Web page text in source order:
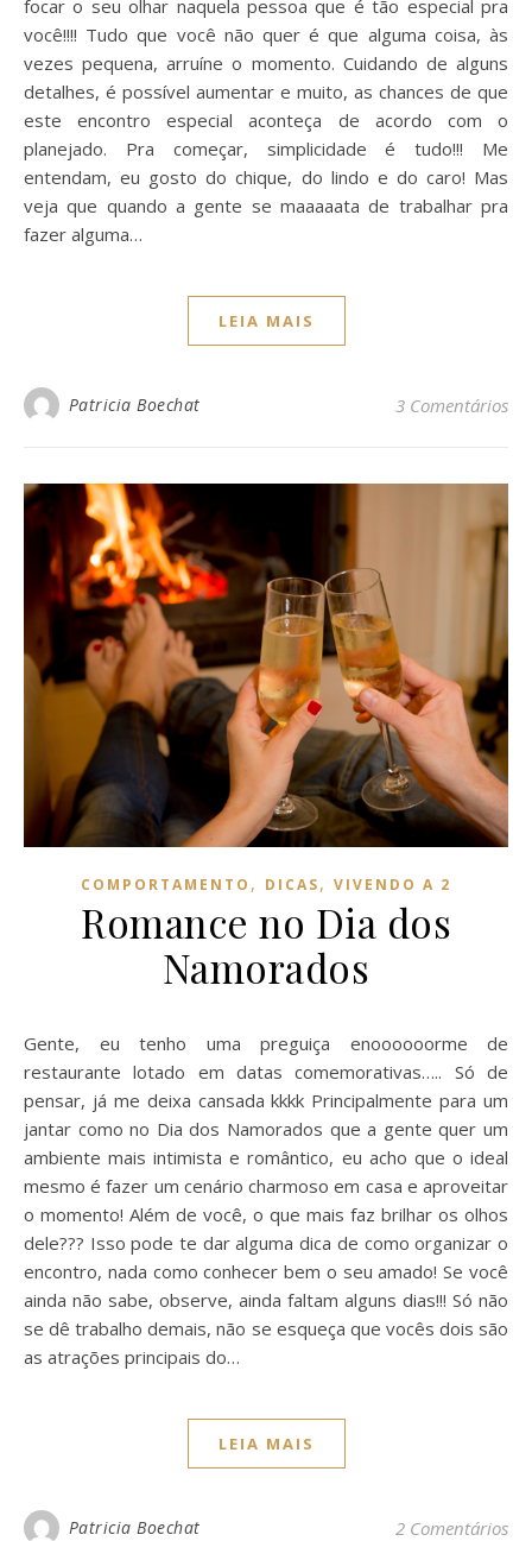
focar o seu olhar naquela pessoa que é tão especial pra
você!!!! Tudo que você não quer é que alguma coisa, às
vezes pequena, arruíne o momento. Cuidando de alguns
detalhes, é possível aumentar e muito, as chances de que
este encontro especial aconteça de acordo com o
planejado. Pra começar, simplicidade é tudo!!! Me
entendam, eu gosto do chique, do lindo e do caro! Mas
veja que quando a gente se maaaaata de trabalhar pra
fazer alguma…
LEIA MAIS
Patricia Boechat 3 Comentários
COMPORTAMENTO , DICAS, VIVENDO A 2
Romance no Dia dos
Namorados
Gente, eu tenho uma preguiça enoooooorme de
restaurante lotado em datas comemorativas….. Só de
pensar, já me deixa cansada kkkk Principalmente para um
jantar como no Dia dos Namorados que a gente quer um
ambiente mais intimista e romântico, eu acho que o ideal
mesmo é fazer um cenário charmoso em casa e aproveitar
o momento! Além de você, o que mais faz brilhar os olhos
dele??? Isso pode te dar alguma dica de como organizar o
encontro, nada como conhecer bem o seu amado! Se você
ainda não sabe, observe, ainda faltam alguns dias!!! Só não
se dê trabalho demais, não se esqueça que vocês dois são
as atrações principais do…
LEIA MAIS
Patricia Boechat 2 Comentários